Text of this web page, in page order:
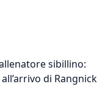
sibillino:
di Rangnick